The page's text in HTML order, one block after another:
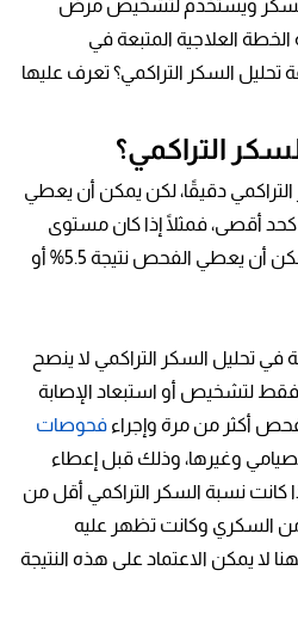
ويستخدم لتشخيص مرض
العلاجية المتبعة في
السكر التراكمي؟ تعرف عليها
التراكمي؟
دقيقًا، لكن يمكن أن يعطي
أعلى أو أقل بقيمة 0.5% كحد أقصى، فمثلًا إذا كان مستوى
السكر التراكمي الفعلي 6% يمكن أن يعطي الفحص نتيجة 5.5% أو
تحليل السكر التراكمي لا ينصح
فقط لتشخيص أو استبعاد الإصابة
أكثر من مرة وإجراء فحوصات
وغيرها، وذلك قبل إعطاء
كانت نسبة السكر التراكمي أقل من
من السكري وكانت تظهر عليه
لا يمكن الاعتماد على هذه النتيجة